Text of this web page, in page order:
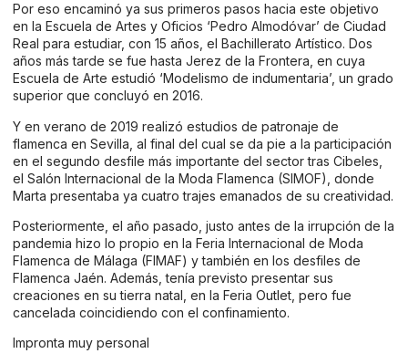
Por eso encaminó ya sus primeros pasos hacia este objetivo
en la Escuela de Artes y Oficios ‘Pedro Almodóvar’ de Ciudad
Real para estudiar, con 15 años, el Bachillerato Artístico. Dos
años más tarde se fue hasta Jerez de la Frontera, en cuya
Escuela de Arte estudió ‘Modelismo de indumentaria’, un grado
superior que concluyó en 2016.
Y en verano de 2019 realizó estudios de patronaje de
flamenca en Sevilla, al final del cual se da pie a la participación
en el segundo desfile más importante del sector tras Cibeles,
el Salón Internacional de la Moda Flamenca (SIMOF), donde
Marta presentaba ya cuatro trajes emanados de su creatividad.
Posteriormente, el año pasado, justo antes de la irrupción de la
pandemia hizo lo propio en la Feria Internacional de Moda
Flamenca de Málaga (FIMAF) y también en los desfiles de
Flamenca Jaén. Además, tenía previsto presentar sus
creaciones en su tierra natal, en la Feria Outlet, pero fue
cancelada coincidiendo con el confinamiento.
Impronta muy personal